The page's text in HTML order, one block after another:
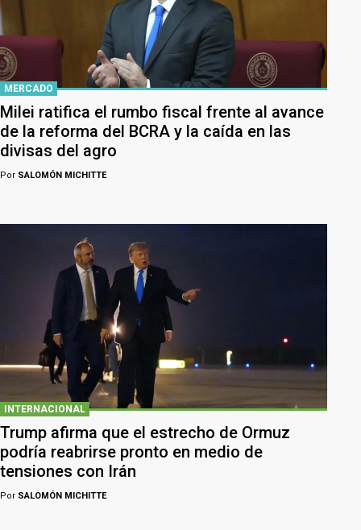
MERCADO
Milei ratifica el rumbo fiscal frente al avance
de la reforma del BCRA y la caída en las
divisas del agro
Por SALOMÓN MICHITTE
INTERNACIONAL
Trump afirma que el estrecho de Ormuz
podría reabrirse pronto en medio de
tensiones con Irán
Por SALOMÓN MICHITTE